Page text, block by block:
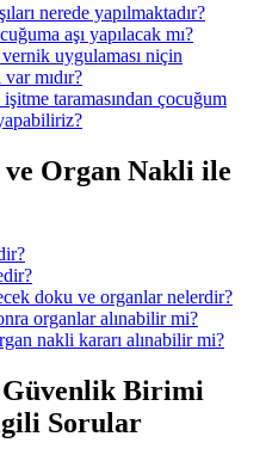
nerede yapılmaktadır?
aşı yapılacak mı?
uygulaması niçin
var mıdır?
taramasından çocuğum
ve Organ Nakli ile
doku ve organlar nelerdir?
organlar alınabilir mi?
nakli kararı alınabilir mi?
Güvenlik Birimi
Sorular